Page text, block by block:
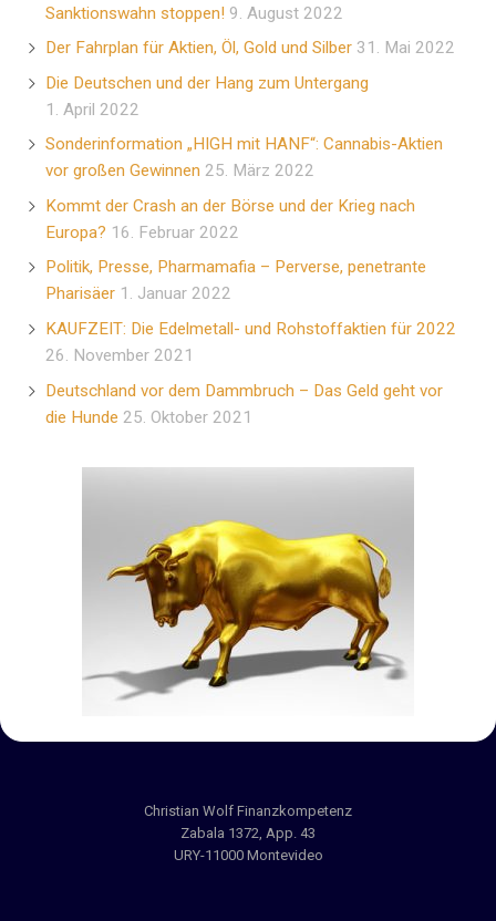
Sanktionswahn stoppen! 9. August 2022
Der Fahrplan für Aktien, Öl, Gold und Silber 31. Mai 2022
Die Deutschen und der Hang zum Untergang
1. April 2022
Sonderinformation „HIGH mit HANF“: Cannabis-Aktien
vor großen Gewinnen 25. März 2022
Kommt der Crash an der Börse und der Krieg nach
Europa? 16. Februar 2022
Politik, Presse, Pharmamafia – Perverse, penetrante
Pharisäer 1. Januar 2022
KAUFZEIT: Die Edelmetall- und Rohstoffaktien für 2022
26. November 2021
Deutschland vor dem Dammbruch – Das Geld geht vor
die Hunde 25. Oktober 2021
Christian Wolf Finanzkompetenz
Zabala 1372, App. 43
URY-11000 Montevideo